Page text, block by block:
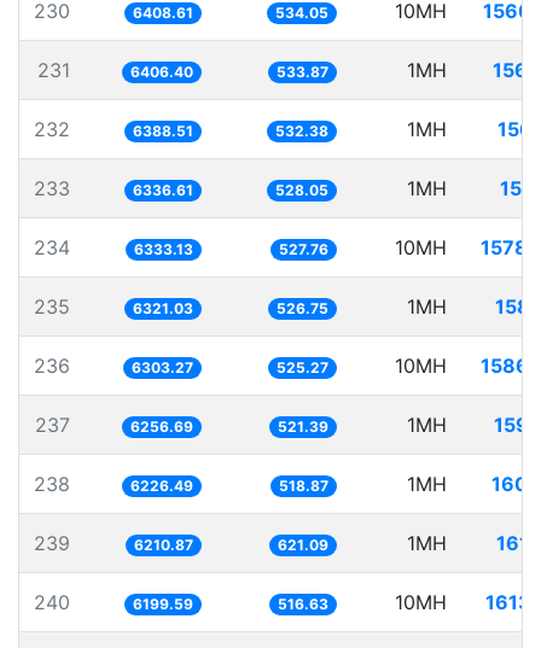
230 6408.61 534.05 10MH
231 6406.40 533.87 1MH
232 6388.51 532.38 1MH
233 6336.61 528.05 1MH
234 6333.13 527.76 10MH
235 6321.03 526.75 1MH
236 6303.27 525.27 10MH
237 6256.69 521.39 1MH
238 6226.49 518.87 1MH
239 6210.87 621.09 1MH
240 6199.59 516.63 10MH